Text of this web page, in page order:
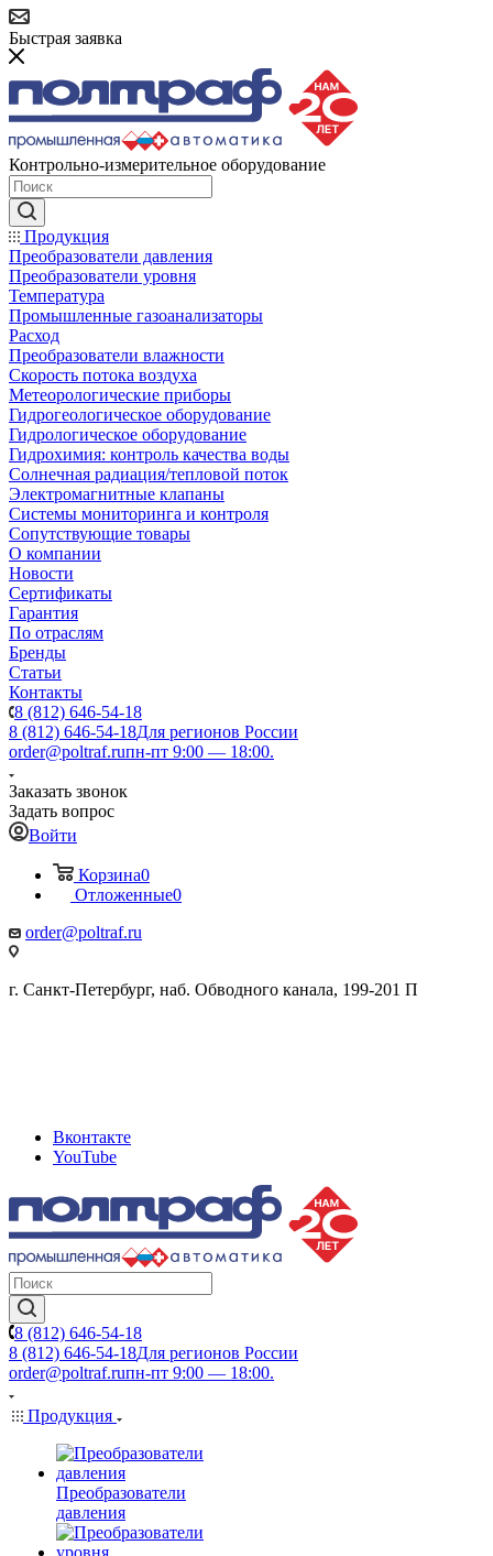
Быстрая заявка
Контрольно-измерительное оборудование
Продукция
Преобразователи давления
Преобразователи уровня
Температура
Промышленные газоанализаторы
Расход
Преобразователи влажности
Скорость потока воздуха
Метеорологические приборы
Гидрогеологическое оборудование
Гидрологическое оборудование
Гидрохимия: контроль качества воды
Солнечная радиация/тепловой поток
Электромагнитные клапаны
Системы мониторинга и контроля
Сопутствующие товары
О компании
Новости
Сертификаты
Гарантия
По отраслям
Бренды
Статьи
Контакты
8 (812) 646-54-18
8 (812) 646-54-18Для регионов России
order@poltraf.ruпн-пт 9:00 — 18:00.
Заказать звонок
Задать вопрос
Войти
Корзина0
Отложенные0
order@poltraf.ru
г. Санкт-Петербург, наб. Обводного канала, 199-201 П
Вконтакте
YouTube
8 (812) 646-54-18
8 (812) 646-54-18Для регионов России
order@poltraf.ruпн-пт 9:00 — 18:00.
Продукция
Преобразователи
давления